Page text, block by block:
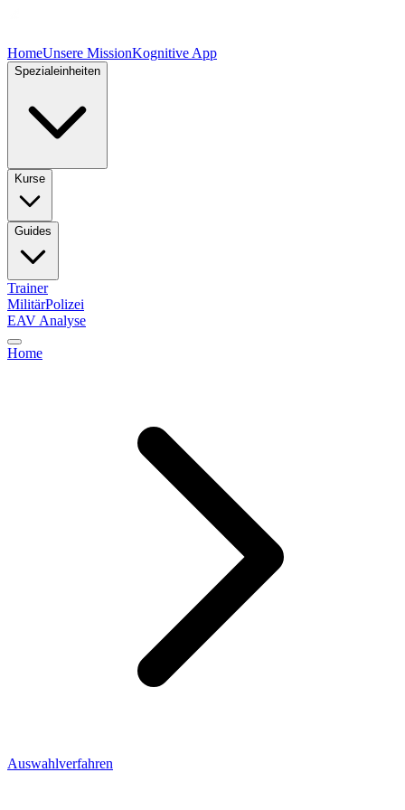
HomeUnsere MissionKognitive App
Spezialeinheiten
Kurse
Guides
Trainer
MilitärPolizei
EAV Analyse
Home
Auswahlverfahren